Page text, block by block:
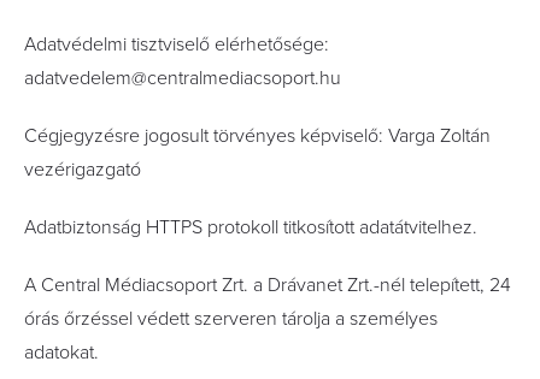
Adatvédelmi tisztviselő elérhetősége:
adatvedelem@centralmediacsoport.hu
Cégjegyzésre jogosult törvényes képviselő: Varga Zoltán
vezérigazgató
Adatbiztonság HTTPS protokoll titkosított adatátvitelhez.
A Central Médiacsoport Zrt. a Drávanet Zrt.-nél telepített, 24
órás őrzéssel védett szerveren tárolja a személyes
adatokat.